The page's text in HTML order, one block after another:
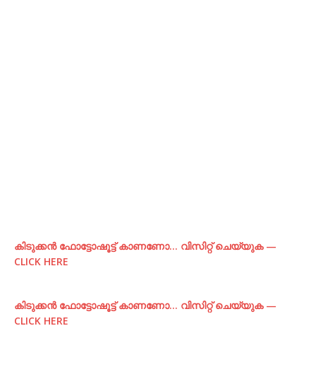
കിടുക്കന്‍ ഫോട്ടോഷൂട്ട്‌ കാണണോ… വിസിറ്റ് ചെയ്യുക —
CLICK HERE
കിടുക്കന്‍ ഫോട്ടോഷൂട്ട്‌ കാണണോ… വിസിറ്റ് ചെയ്യുക —
CLICK HERE